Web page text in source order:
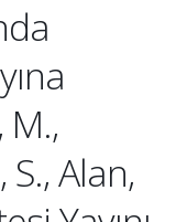
M.,
Alan,